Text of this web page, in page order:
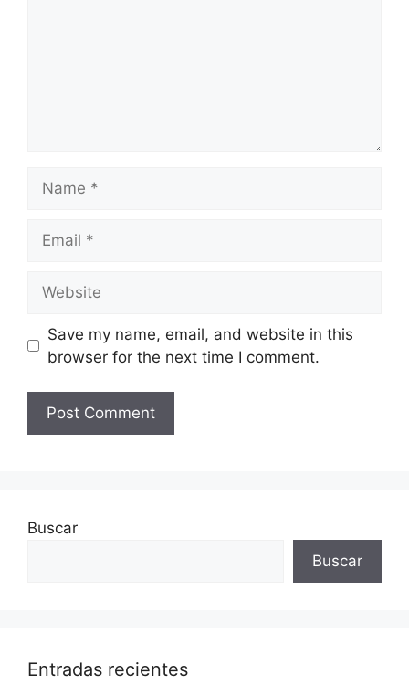
Save my name, email, and website in this
browser for the next time I comment.
Buscar
Buscar
Entradas recientes